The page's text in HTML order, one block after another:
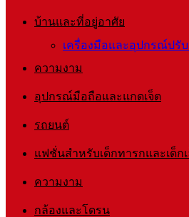
บ้านและที่อยู่อาศัย
เครื่องมือและอุปกรณ์ปรั
ความงาม
อุปกรณ์มือถือและแกดเจ็ต
รถยนต์
แฟชั่นสำหรับเด็กทารกและเด็ก
ความงาม
กล้องและโดรน